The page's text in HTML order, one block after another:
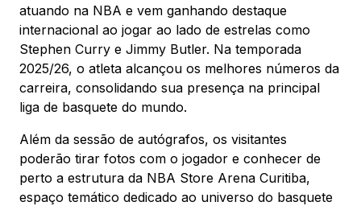
atuando na NBA e vem ganhando destaque
internacional ao jogar ao lado de estrelas como
Stephen Curry e Jimmy Butler. Na temporada
2025/26, o atleta alcançou os melhores números da
carreira, consolidando sua presença na principal
liga de basquete do mundo.
Além da sessão de autógrafos, os visitantes
poderão tirar fotos com o jogador e conhecer de
perto a estrutura da NBA Store Arena Curitiba,
espaço temático dedicado ao universo do basquete